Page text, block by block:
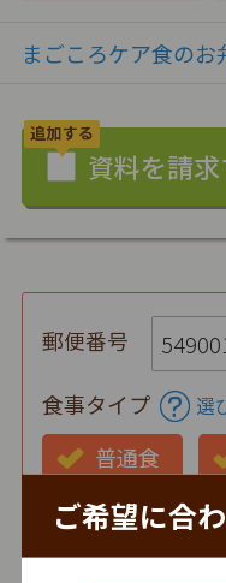
ご希望に合
まごころケア食のお
郵便番号
食事タイプ 選
普通食
お弁当の状態
仕出し